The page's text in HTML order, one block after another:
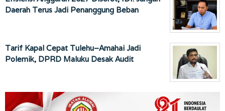
Daerah Terus Jadi Penanggung Beban
Tarif Kapal Cepat Tulehu–Amahai Jadi
Polemik, DPRD Maluku Desak Audit